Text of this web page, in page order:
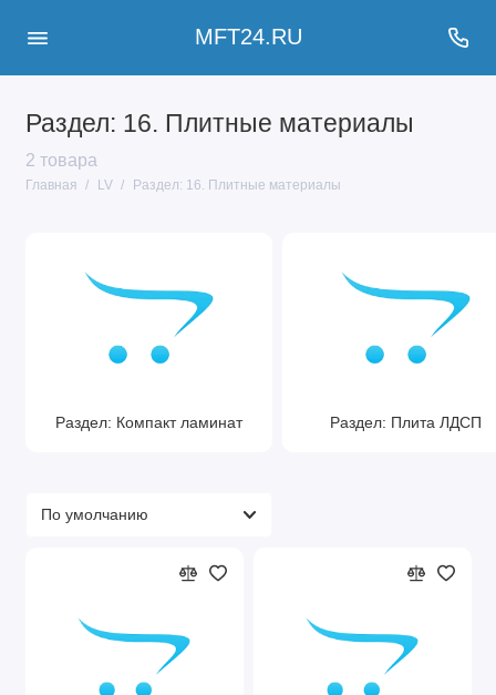
MFT24.RU
Раздел: 16. Плитные материалы
2 товара
Главная LV Раздел: 16. Плитные материалы
Раздел: Компакт ламинат Раздел: Плита ЛДСП